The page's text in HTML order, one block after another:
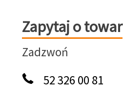
Zapytaj o towar
Zapytaj o towar
Zadzwoń
52 326 00 81